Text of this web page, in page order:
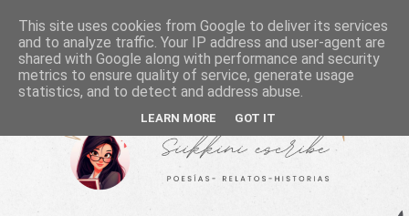
This site uses cookies from Google to deliver its services
and to analyze traffic. Your IP address and user-agent are
shared with Google along with performance and security
metrics to ensure quality of service, generate usage
statistics, and to detect and address abuse.
LEARN MORE GOT IT